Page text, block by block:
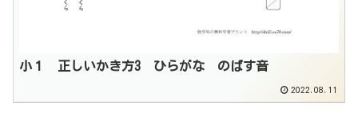
小１ 正しいかき方3 ひらがな のばす音
2022.08.11